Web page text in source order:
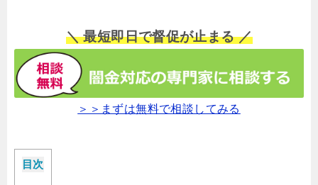
＼ 最短即日で督促が止まる ／
＞＞まずは無料で相談してみる
目次